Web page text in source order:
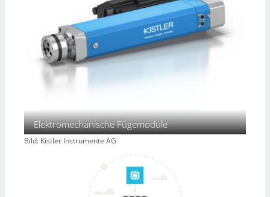
Elektromechanische Fügemodule
Bild: Kistler Instrumente AG